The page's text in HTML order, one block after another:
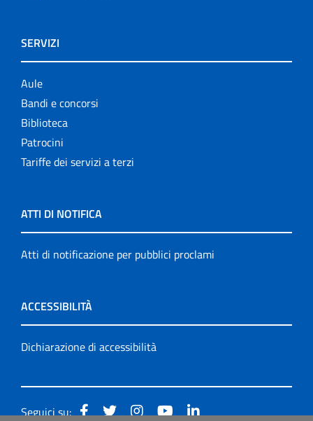
SERVIZI
Aule
Bandi e concorsi
Biblioteca
Patrocini
Tariffe dei servizi a terzi
ATTI DI NOTIFICA
Atti di notificazione per pubblici proclami
ACCESSIBILITÀ
Dichiarazione di accessibilità
Seguici su: